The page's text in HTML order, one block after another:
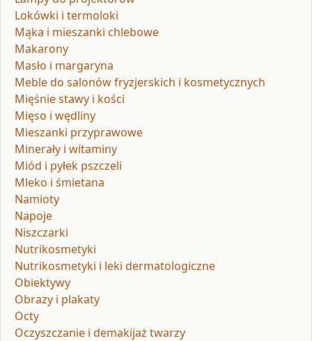
Lokówki i termoloki
Mąka i mieszanki chlebowe
Makarony
Masło i margaryna
Meble do salonów fryzjerskich i kosmetycznych
Mięśnie stawy i kości
Mięso i wędliny
Mieszanki przyprawowe
Minerały i witaminy
Miód i pyłek pszczeli
Mleko i śmietana
Namioty
Napoje
Niszczarki
Nutrikosmetyki
Nutrikosmetyki i leki dermatologiczne
Obiektywy
Obrazy i plakaty
Octy
Oczyszczanie i demakijaż twarzy